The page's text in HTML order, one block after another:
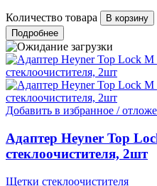
Количество товара
Подробнее
Добавить в избранное /
Адаптер Heyner Top
стеклоочистителя, 2шт
Щетки стеклоочистителя